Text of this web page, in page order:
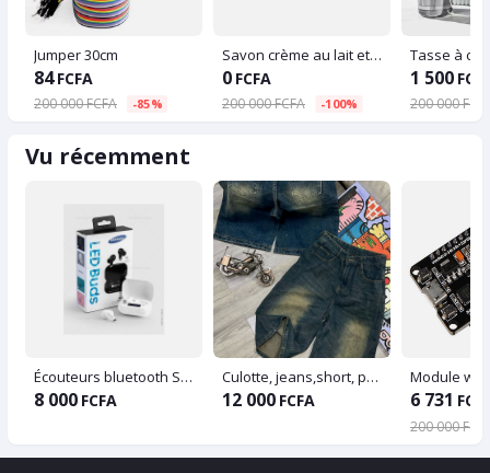
Jumper 30cm
84 FCFA
200 000 FCFA -85%
Savon crème au lait et au miel - Balea - 150 g
0 FCFA
200 000 FCFA -100%
1 500
200 000
Vu récemment
Écouteurs bluetooth Samsung
8 000 FCFA
Culotte, jeans,short, pantalon
12 000 FCFA 6 731
200 000